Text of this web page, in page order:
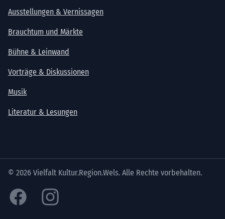
Ausstellungen & Vernissagen
Brauchtum und Märkte
Bühne & Leinwand
Vorträge & Diskussionen
Musik
Literatur & Lesungen
© 2026 Vielfalt Kultur.Region.Wels. Alle Rechte vorbehalten.
Facebook Instagram